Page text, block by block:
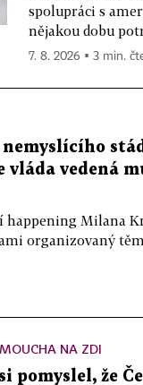
spolupráci s
nějakou dobu
7. 8. 2026 ▪ 3 min.
vedená
Milana
organizovaný
NA ZDI
pomyslel, že